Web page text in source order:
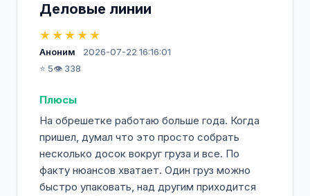
Деловые линии
★★★★★
Аноним
2026-07-22 16:16:01
⭐ 5👁️ 338
Плюсы
На обрешетке работаю больше года. Когда
пришел, думал что это просто собрать
несколько досок вокруг груза и все. По
факту нюансов хватает. Один груз можно
быстро упаковать, над другим приходится